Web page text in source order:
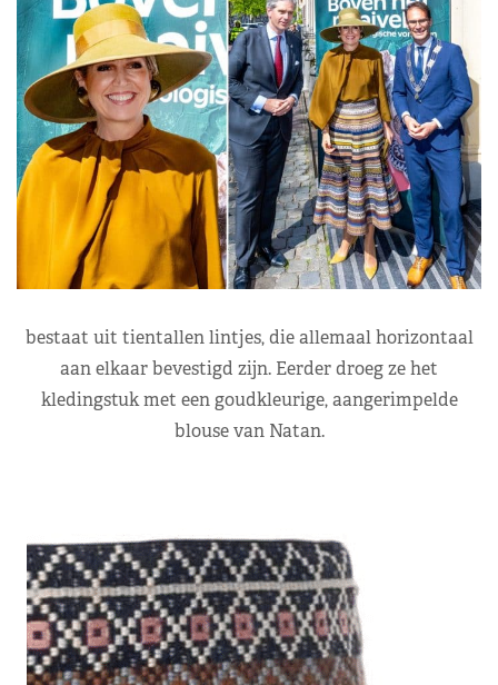
bestaat uit tientallen lintjes, die allemaal horizontaal
aan elkaar bevestigd zijn. Eerder droeg ze het
kledingstuk met een goudkleurige, aangerimpelde
blouse van Natan.